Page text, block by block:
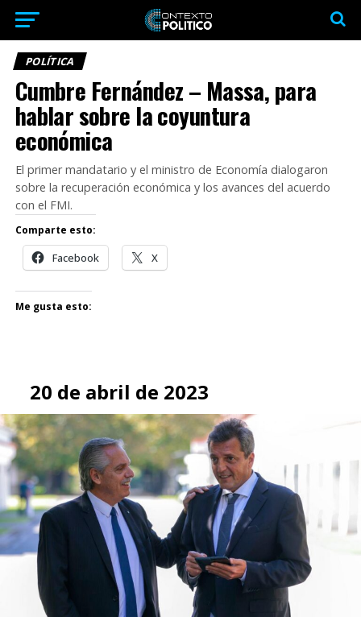
POLÍTICA
Cumbre Fernández – Massa, para
hablar sobre la coyuntura
económica
El primer mandatario y el ministro de Economía dialogaron
sobre la recuperación económica y los avances del acuerdo
con el FMI.
Comparte esto:
Facebook X
Me gusta esto:
20 de abril de 2023